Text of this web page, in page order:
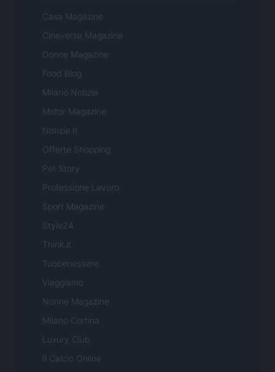
Casa Magazine
Cineverse Magazine
Donne Magazine
Food Blog
Milano Notizie
Motor Magazine
Notizie.it
Offerte Shopping
Pet Story
Professione Lavoro
Sport Magazine
Style24
Think.it
Tuobenessere
Viaggiamo
Nonne Magazine
Milano Cortina
Luxury Club
Il Calcio Online